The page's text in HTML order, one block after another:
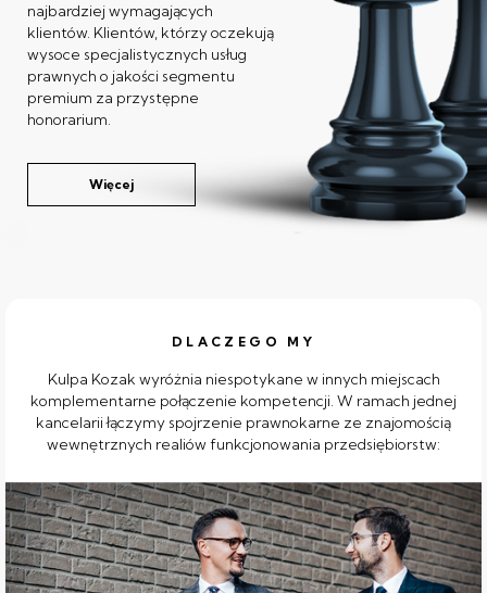
najbardziej wymagających
klientów. Klientów, którzy oczekują
wysoce specjalistycznych usług
prawnych o jakości segmentu
premium za przystępne
honorarium.
Więcej
DLACZEGO MY
Kulpa Kozak wyróżnia niespotykane w innych miejscach
komplementarne połączenie kompetencji. W ramach jednej
kancelarii łączymy spojrzenie prawnokarne ze znajomością
wewnętrznych realiów funkcjonowania przedsiębiorstw: